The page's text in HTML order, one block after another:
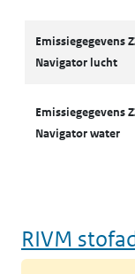
Emissiegegevens
Navigator lucht
Emissiegegevens
Navigator water
RIVM